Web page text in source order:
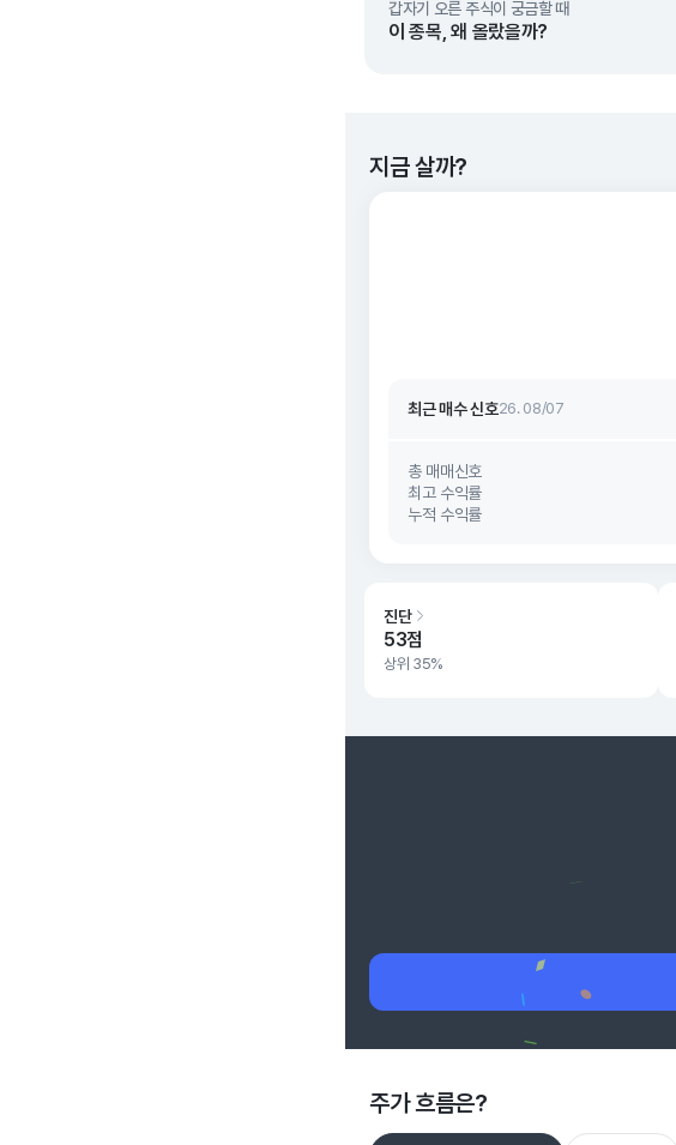
갑자기 오른 주식이 궁금할 때
이 종목, 왜 올랐을까?
지금 살까?
최근 매수 신호26. 08/07
총 매매신호
최고 수익률
누적 수익률
진단
53점
상위 35%
주가 흐름은?